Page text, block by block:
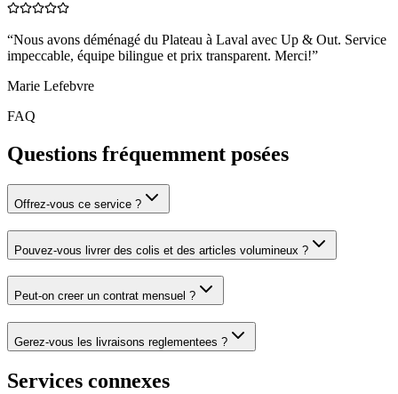
“Nous avons déménagé du Plateau à Laval avec Up & Out. Service
impeccable, équipe bilingue et prix transparent. Merci!”
Marie Lefebvre
FAQ
Questions fréquemment posées
Offrez-vous ce service ?
Pouvez-vous livrer des colis et des articles volumineux ?
Peut-on creer un contrat mensuel ?
Gerez-vous les livraisons reglementees ?
Services connexes